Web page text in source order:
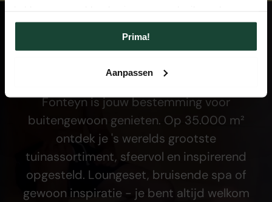
services.
Prima!
Aanpassen
Ervaar het in de
Showroom
Fonteyn is jouw bestemming voor
buitengewoon genieten. Op 35.000 m²
ontdek je 's werelds grootste
tuinassortiment, sfeervol en inspirerend
opgesteld. Loungeset, bruisende spa of
gewoon inspiratie - je bent altijd welkom